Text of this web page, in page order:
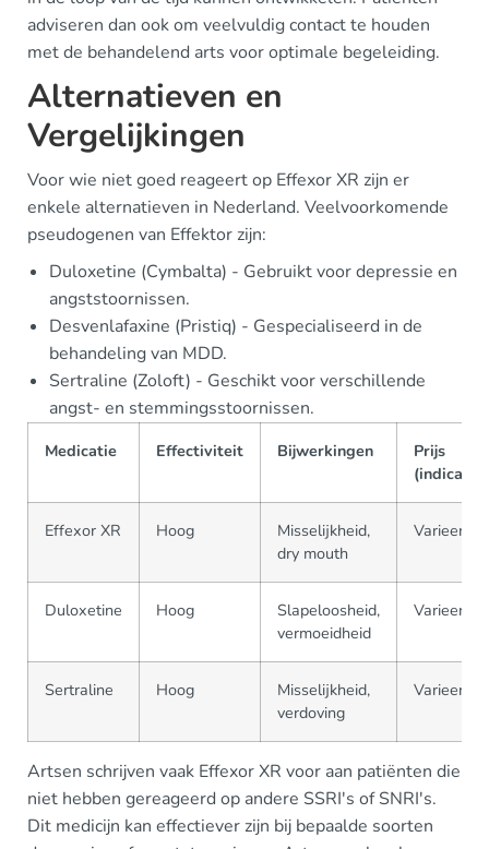
adviseren dan ook om veelvuldig contact te houden
met de behandelend arts voor optimale begeleiding.
Alternatieven en
Vergelijkingen
Voor wie niet goed reageert op Effexor XR zijn er
enkele alternatieven in Nederland. Veelvoorkomende
pseudogenen van Effektor zijn:
Duloxetine (Cymbalta) - Gebruikt voor depressie en
angststoornissen.
Desvenlafaxine (Pristiq) - Gespecialiseerd in de
behandeling van MDD.
Sertraline (Zoloft) - Geschikt voor verschillende
angst- en stemmingsstoornissen.
Medicatie Effectiviteit Bijwerkingen
Prijs
Effexor XR Hoog
Misselijkheid,
dry mouth
Varieert
Duloxetine Hoog
Slapeloosheid,
vermoeidheid
Varieert
Sertraline Hoog
Misselijkheid,
verdoving
Varieert
Artsen schrijven vaak Effexor XR voor aan patiënten die
niet hebben gereageerd op andere SSRI's of SNRI's.
Dit medicijn kan effectiever zijn bij bepaalde soorten